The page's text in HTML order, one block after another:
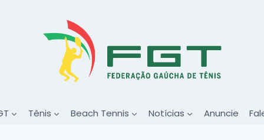
Tênis Beach Tennis Notícias Anuncie